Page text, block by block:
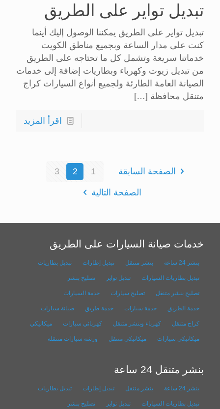
تبديل تواير على الطريق
تبديل تواير على الطريق يمكننا الوصول إليك أينما
كنت على مدار الساعة وبجميع مناطق الكويت
خدماتنا سريعة وتشمل كل ما تحتاجه على الطريق
من تبديل زيوت وكهرباء وبطاريات إضافة إلى خدمات
الصيانة العامة الطارئة ولجميع أنواع السيارات كراج
متنقل محافظة […]
اقرأ المزيد
الصفحة السابقة 1
2
3
الصفحة التالية
خدمات صيانة السيارات على الطريق
بنشر 24 ساعة بنشر متنقل تبديل إطارات تبديل بطاريات
تبديل بطاريات السيارات تبديل تواير تصليح بنشر
تصليح بنشر متنقل تصليح سيارات خدمة السيارات
خدمة الطريق خدمة سيارات خدمة طريق صيانة سيارات
كراج متنقل كهرباء وبنشر متنقل كهربائي سيارات ميكانيكي
ميكانيكي سيارات ميكانيكي متنقل ورشة سيارات متنقلة
بنشر متنقل 24 ساعة
بنشر 24 ساعة بنشر متنقل تبديل إطارات تبديل بطاريات
تبديل بطاريات السيارات تبديل تواير تصليح بنشر